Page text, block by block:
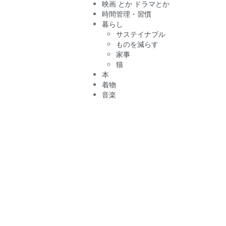
映画 とか ドラマとか
時間管理・習慣
暮らし
サステイナブル
ものを減らす
家事
猫
本
着物
音楽